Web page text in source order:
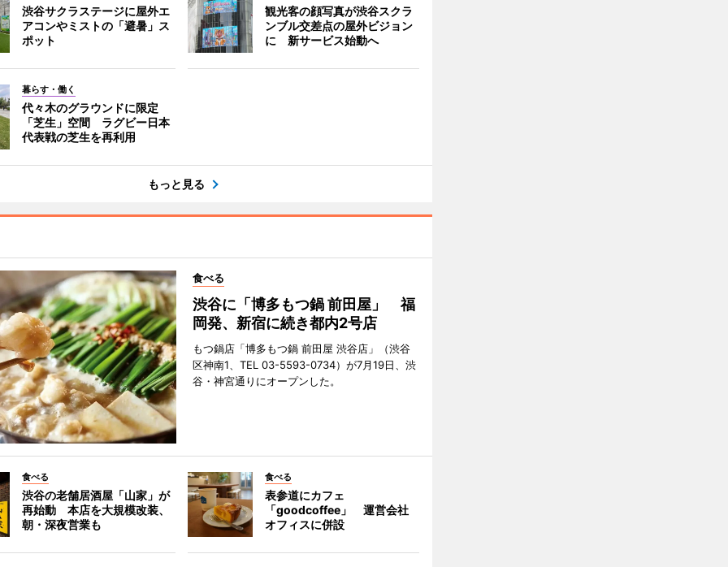
渋谷サクラステージに屋外エ
アコンやミストの「避暑」ス
ポット
観光客の顔写真が渋谷スクラ
ンブル交差点の屋外ビジョン
に 新サービス始動へ
暮らす・働く
代々木のグラウンドに限定
「芝生」空間 ラグビー日本
代表戦の芝生を再利用
もっと見る
食べる
渋谷に「博多もつ鍋 前田屋」 福
岡発、新宿に続き都内2号店
もつ鍋店「博多もつ鍋 前田屋 渋谷店」（渋谷
区神南1、TEL 03-5593-0734）が7月19日、渋
谷・神宮通りにオープンした。
食べる
渋谷の老舗居酒屋「山家」が
再始動 本店を大規模改装、
朝・深夜営業も
食べる
表参道にカフェ
「goodcoffee」 運営会社
オフィスに併設